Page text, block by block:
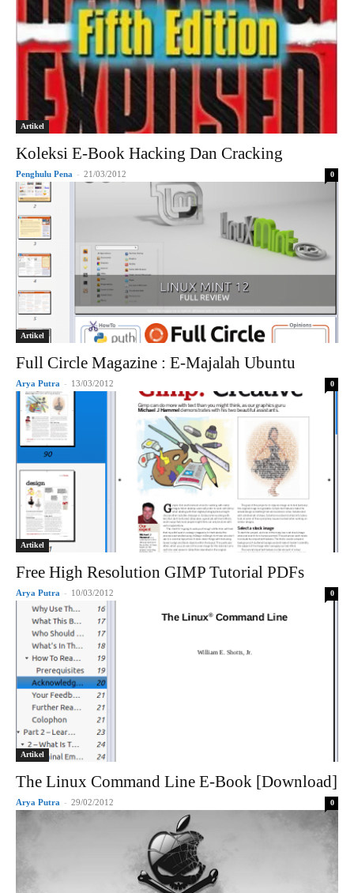
Artikel
Koleksi E-Book Hacking Dan Cracking
Penghulu Pena - 21/03/2012 0
Artikel
Full Circle Magazine : E-Majalah Ubuntu
Arya Putra - 13/03/2012 0
Artikel
Free High Resolution GIMP Tutorial PDFs
Arya Putra - 10/03/2012 0
Artikel
The Linux Command Line E-Book [Download]
Arya Putra - 29/02/2012 0